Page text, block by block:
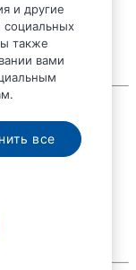
и другие
социальных
также
вами
все